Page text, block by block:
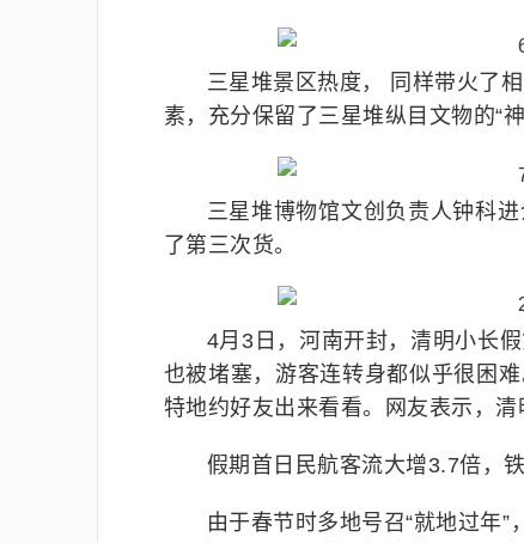
三星堆景区热度， 同样带火了
素，充分保留了三星堆纵目文物的“
三星堆博物馆文创负责人钟科
了第三次货。
4月3日，河南开封，清明小长
也被堵塞，游客连转身都似乎很困
特地约好友出来看看。网友表示，清
假期首日民航客流大增3.7倍，
由于春节时多地号召“就地过年